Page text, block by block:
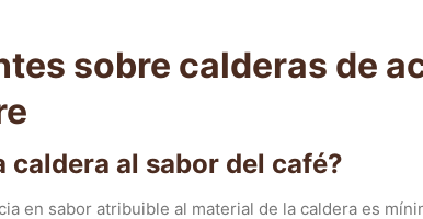
sobre calderas de
al sabor del café?
en sabor atribuible al material de la caldera es